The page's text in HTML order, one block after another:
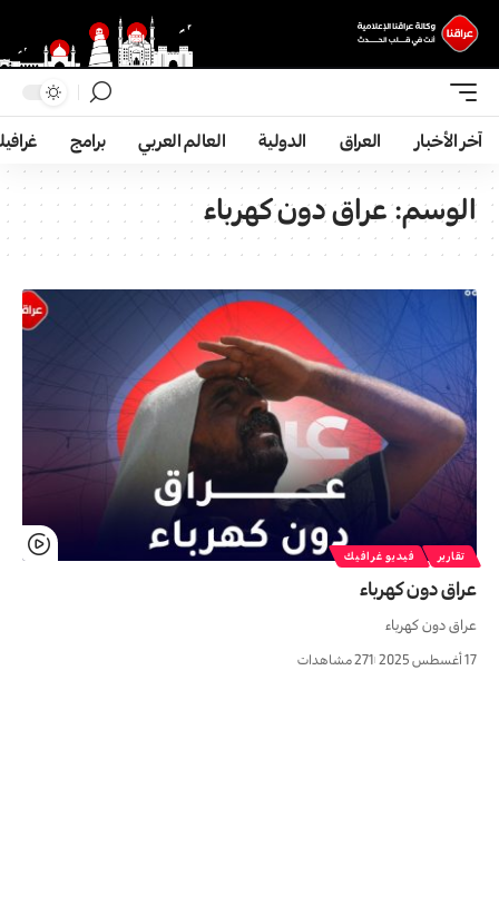
آخر الأخبار العراق الدولية العالم العربي برامج
الوسم:عراق دون كهرباء
تقارير فيديو غرافيك
عراق دون كهرباء
عراق دون كهرباء
17 أغسطس 2025 271 مشاهدات